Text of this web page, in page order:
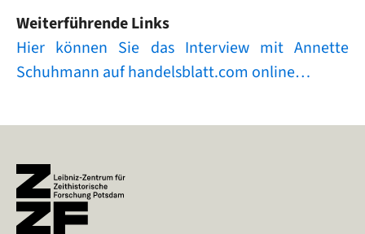
Weiterführende Links
Hier können Sie das Interview mit Annette
Schuhmann auf handelsblatt.com online…